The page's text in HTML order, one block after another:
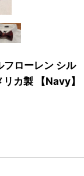
フローレン シル
カ製 【Navy】